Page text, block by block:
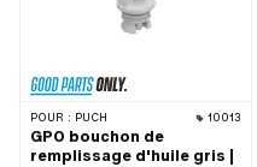
POUR : PUCH 10013
GPO bouchon de
remplissage d'huile gris |